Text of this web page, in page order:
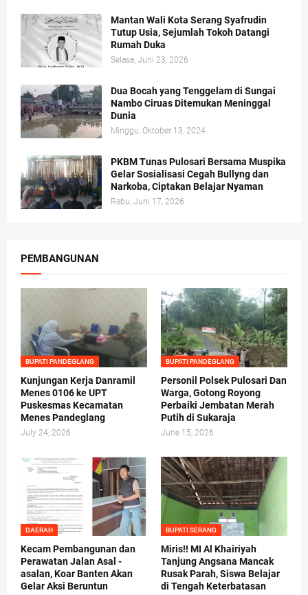
Mantan Wali Kota Serang Syafrudin
Tutup Usia, Sejumlah Tokoh Datangi
Rumah Duka
Selasa, Juni 23, 2026
Dua Bocah yang Tenggelam di Sungai
Nambo Ciruas Ditemukan Meninggal
Dunia
Minggu, Oktober 13, 2024
PKBM Tunas Pulosari Bersama Muspika
Gelar Sosialisasi Cegah Bullyng dan
Narkoba, Ciptakan Belajar Nyaman
Rabu, Juni 17, 2026
PEMBANGUNAN
BUPATI PANDEGLANG
Kunjungan Kerja Danramil
Menes 0106 ke UPT
Puskesmas Kecamatan
Menes Pandeglang
July 24, 2026
BUPATI PANDEGLANG
Personil Polsek Pulosari Dan
Warga, Gotong Royong
Perbaiki Jembatan Merah
Putih di Sukaraja
June 15, 2026
DAERAH
Kecam Pembangunan dan
Perawatan Jalan Asal -
asalan, Koar Banten Akan
Gelar Aksi Beruntun
BUPATI SERANG
Miris!! MI Al Khairiyah
Tanjung Angsana Mancak
Rusak Parah, Siswa Belajar
di Tengah Keterbatasan